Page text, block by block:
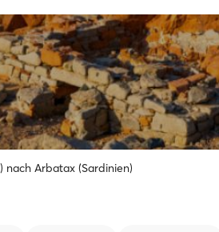
nach Arbatax (Sardinien)